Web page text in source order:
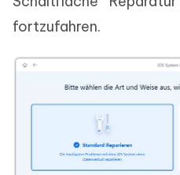
fortzufahren.